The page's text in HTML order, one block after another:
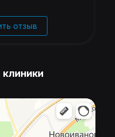
отзыв